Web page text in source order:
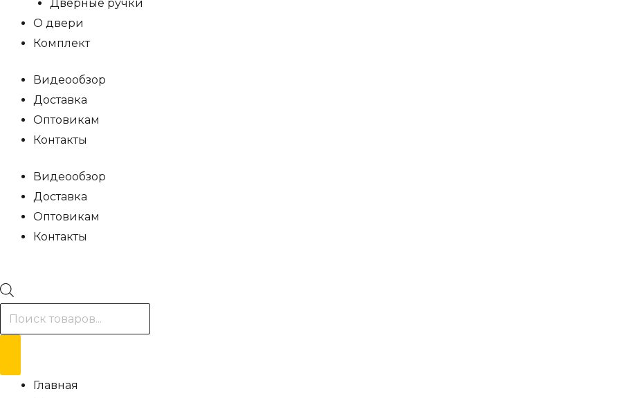
Дверные ручки
О двери
Комплект
Видеообзор
Доставка
Оптовикам
Контакты
Видеообзор
Доставка
Оптовикам
Контакты
Поиск
товаров
Главная